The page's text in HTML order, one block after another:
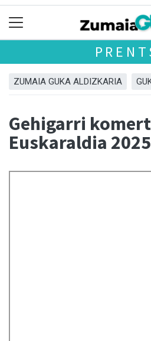
ZUMAIA GUKA ALDIZKARIA
Gehigarri
Euskaraldia 2025